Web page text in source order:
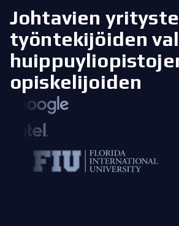
Johtavien
työntekijöiden
opiskelijoiden